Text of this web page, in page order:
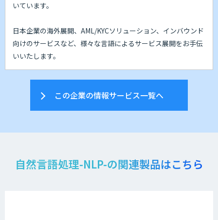
いています。
日本企業の海外展開、AML/KYCソリューション、インバウンド
向けのサービスなど、様々な言語によるサービス展開をお手伝
いいたします。
この企業の情報サービス一覧へ
自然言語処理-NLP-の関連製品はこちら